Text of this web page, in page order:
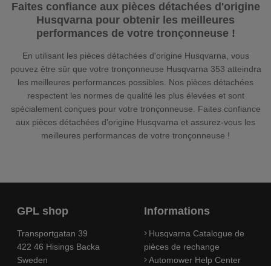
Faites confiance aux pièces détachées d'origine
Husqvarna pour obtenir les meilleures
performances de votre tronçonneuse !
En utilisant les pièces détachées d'origine Husqvarna, vous
pouvez être sûr que votre tronçonneuse Husqvarna 353 atteindra
les meilleures performances possibles. Nos pièces détachées
respectent les normes de qualité les plus élevées et sont
spécialement conçues pour votre tronçonneuse. Faites confiance
aux pièces détachées d'origine Husqvarna et assurez-vous les
meilleures performances de votre tronçonneuse !
GPL shop
Transportgatan 39
422 46 Hisings Backa
Sweden
Informations
Husqvarna Catalogue de
pièces de rechange
Automower Help Center